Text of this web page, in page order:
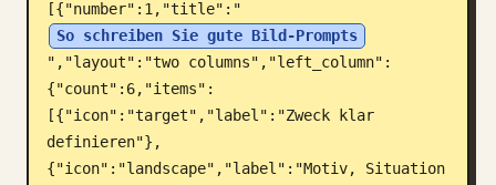
[{"number":1,"title":"
So schreiben Sie gute Bild-Prompts
","layout":"two columns","left_column":
{"count":6,"items":
[{"icon":"target","label":"Zweck klar
definieren"},
{"icon":"landscape","label":"Motiv, Situation